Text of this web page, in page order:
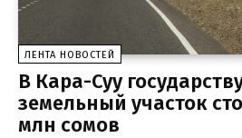
ЛЕНТА НОВОСТЕЙ
В Кара-Суу
земельный участок
млн сомов